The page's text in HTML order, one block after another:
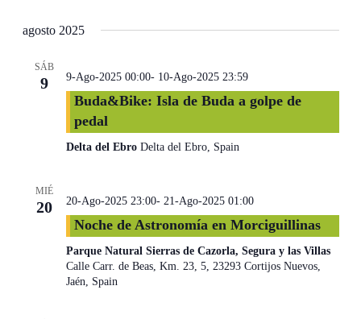
agosto 2025
SÁB
9 9-Ago-2025 00:00- 10-Ago-2025 23:59
Buda&Bike: Isla de Buda a golpe de
pedal
Delta del Ebro Delta del Ebro, Spain
MIÉ
20 20-Ago-2025 23:00- 21-Ago-2025 01:00
Noche de Astronomía en Morciguillinas
Parque Natural Sierras de Cazorla, Segura y las Villas
Calle Carr. de Beas, Km. 23, 5, 23293 Cortijos Nuevos,
Jaén, Spain